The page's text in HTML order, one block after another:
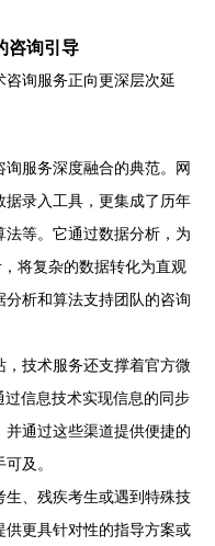
咨询引导
询服务正向更深层次延
询服务深度融合的典范。网
录入工具，更集成了历年
等。它通过数据分析，为
将复杂的数据转化为直观
析和算法支持团队的咨询
，技术服务还支撑着官方微
信息技术实现信息的同步
通过这些渠道提供便捷的
及。
生、残疾考生或遇到特殊技
更具针对性的指导方案或